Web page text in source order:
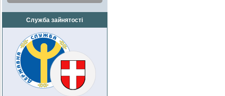
Служба зайнятості